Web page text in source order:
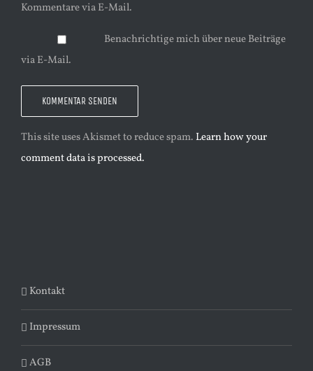
Kommentare via E-Mail.
Benachrichtige mich über neue Beiträge
via E-Mail.
This site uses Akismet to reduce spam. Learn how your
comment data is processed.
Kontakt
Impressum
AGB